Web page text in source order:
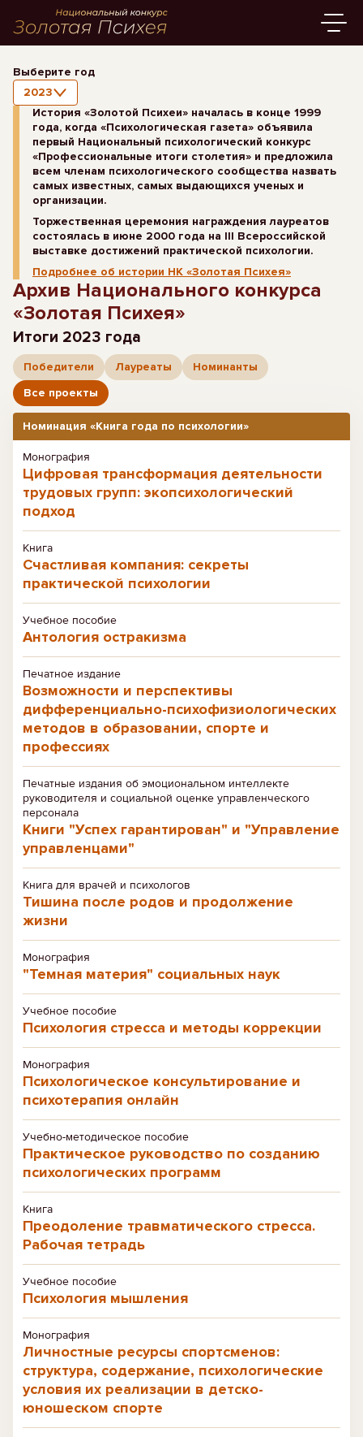
Выберите год
2023
История «Золотой Психеи» началась в конце 1999
года, когда «Психологическая газета» объявила
первый Национальный психологический конкурс
«Профессиональные итоги столетия» и предложила
всем членам психологического сообщества назвать
самых известных, самых выдающихся ученых и
организации.
Торжественная церемония награждения лауреатов
состоялась в июне 2000 года на III Всероссийской
выставке достижений практической психологии.
Подробнее об истории НК «Золотая Психея»
Архив Национального конкурса
«Золотая Психея»
Итоги 2023 года
Победители Лауреаты
Номинанты
Все проекты
Номинация «Книга года по психологии»
Монография
Цифровая трансформация деятельности
трудовых групп: экопсихологический
подход
Книга
Счастливая компания: секреты
практической психологии
Учебное пособие
Антология остракизма
Печатное издание
Возможности и перспективы
дифференциально-психофизиологических
методов в образовании, спорте и
профессиях
Печатные издания об эмоциональном интеллекте
руководителя и социальной оценке управленческого
персонала
Книги "Успех гарантирован" и "Управление
управленцами"
Книга для врачей и психологов
Тишина после родов и продолжение
жизни
Монография
"Темная материя" социальных наук
Учебное пособие
Психология стресса и методы коррекции
Монография
Психологическое консультирование и
психотерапия онлайн
Учебно-методическое пособие
Практическое руководство по созданию
психологических программ
Книга
Преодоление травматического стресса.
Рабочая тетрадь
Учебное пособие
Психология мышления
Монография
Личностные ресурсы спортсменов:
структура, содержание, психологические
условия их реализации в детско-
юношеском спорте